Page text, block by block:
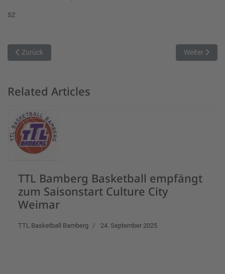
SZ
Vorheriger Beitrag: Angetrieben von den Fans – Güßbach mit
Zurück Nächster
Weiter
Related Articles
TTL Bamberg Basketball empfängt
zum Saisonstart Culture City
Weimar
TTL Basketball Bamberg 24. September 2025